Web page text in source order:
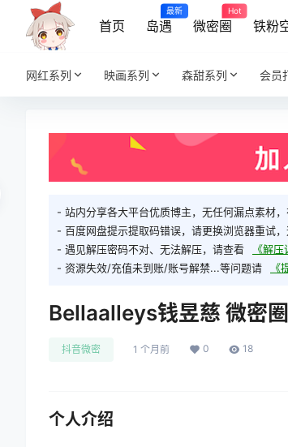
首页 岛遇
最新
微密圈
Hot
铁粉
网红系列 映画系列 森甜系列 会员
- 站内分享各大平台优质博主，无任何漏点素材，
- 百度网盘提示提取码错误，请更换浏览器重试，
- 遇见解压密码不对、无法解压，请查看
《解压
- 资源失效/充值未到账/账号解禁...等问题请
《
Bellaalleys钱昱慈 微密
抖音微密 1 个月前 0 18
个人介绍